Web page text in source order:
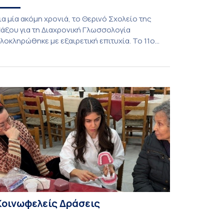
μία ακόμη χρονιά, το Θερινό Σχολείο της
για τη Διαχρονική Γλωσσολογία
με εξαιρετική επιτυχία. Το 11ο
έως τις 25 Ιουλίου 2026 στο ιστορικό κτίριο
πρώην σχολής […]
Δράσεις